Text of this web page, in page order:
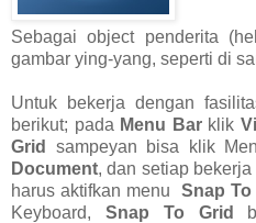
Sebagai object penderita
gambar ying-yang, seperti di
Untuk bekerja dengan
berikut; pada Menu Barklik
Grid
sampeyan bisa klik
Document, dan setiap
harus aktifkan menu Snap To
Keyboard, Snap To Grid